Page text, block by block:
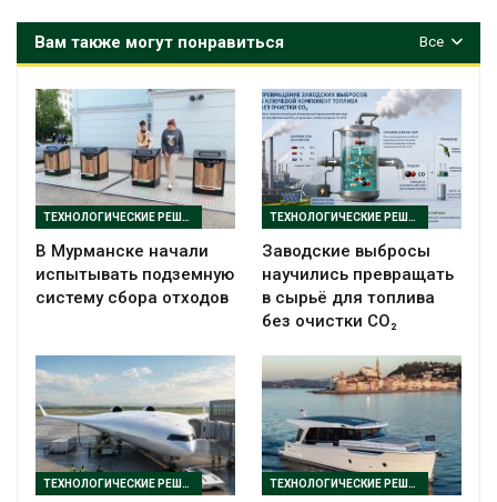
Все
Вам также могут понравиться
ТЕХНОЛОГИЧЕСКИЕ РЕШЕНИЯ
В Мурманске начали
испытывать подземную
систему сбора отходов
ТЕХНОЛОГИЧЕСКИЕ РЕШЕНИЯ
Заводские выбросы
научились превращать
в сырьё для топлива
без очистки CO₂
ТЕХНОЛОГИЧЕСКИЕ РЕШЕНИЯ ТЕХНОЛОГИЧЕСКИЕ РЕШЕНИЯ